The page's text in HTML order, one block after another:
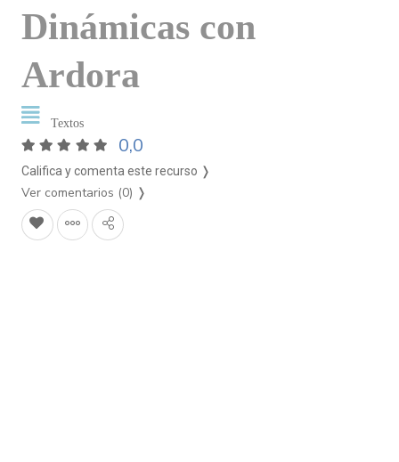
Dinámicas con
Ardora
Textos
0,0
Califica y comenta este recurso ❭
Ver comentarios (0) ❭